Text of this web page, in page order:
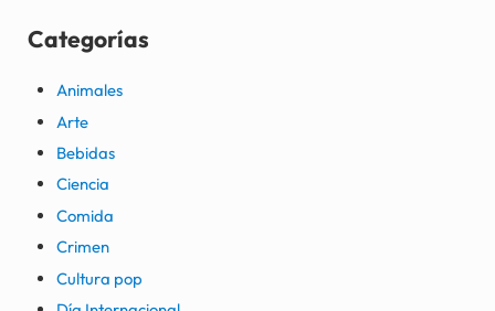
Categorías
Animales
Arte
Bebidas
Ciencia
Comida
Crimen
Cultura pop